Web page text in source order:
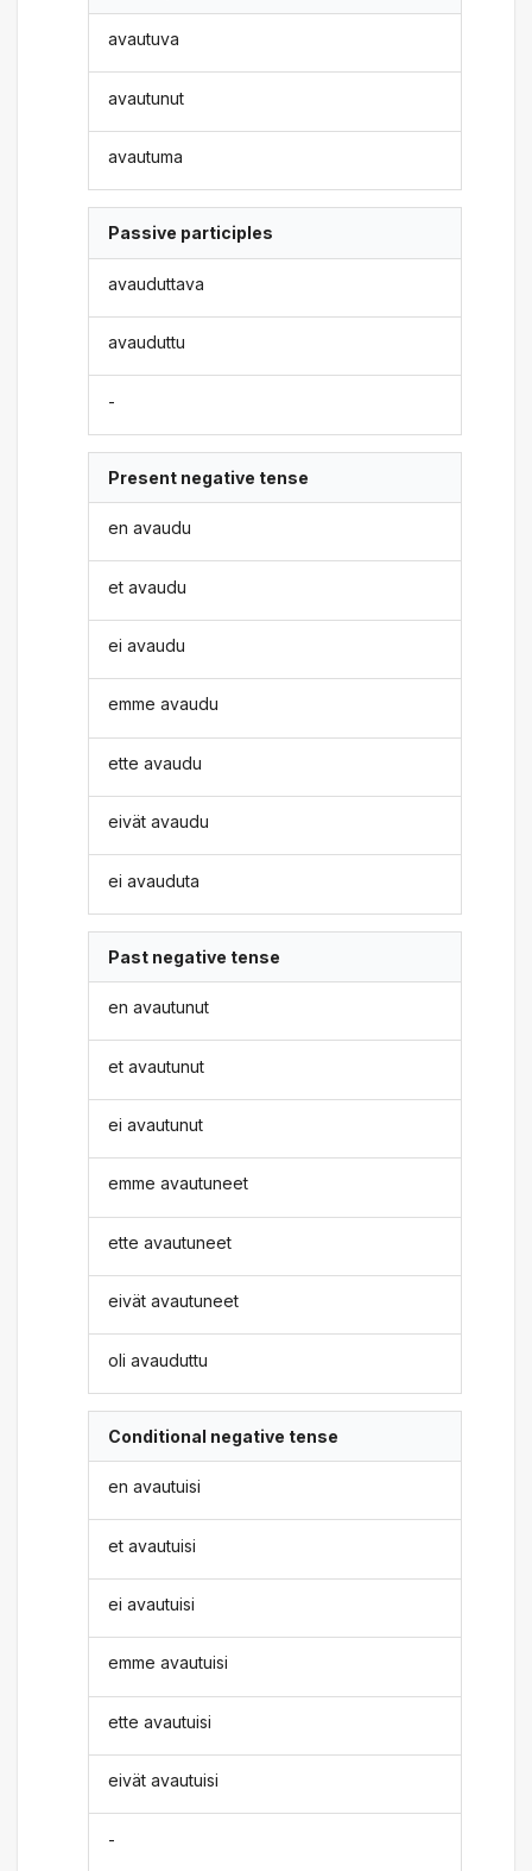
avautuva
avautunut
avautuma
Passive participles
avauduttava
avauduttu
-
Present negative tense
en avaudu
et avaudu
ei avaudu
emme avaudu
ette avaudu
eivät avaudu
ei avauduta
Past negative tense
en avautunut
et avautunut
ei avautunut
emme avautuneet
ette avautuneet
eivät avautuneet
oli avauduttu
Conditional negative tense
en avautuisi
et avautuisi
ei avautuisi
emme avautuisi
ette avautuisi
eivät avautuisi
-